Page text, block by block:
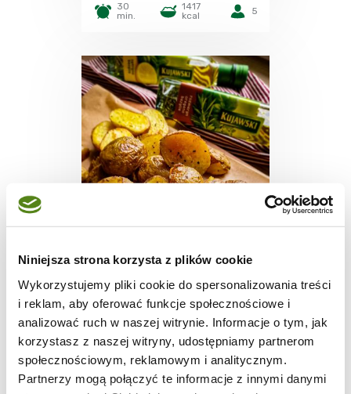
Niniejsza strona korzysta z plików cookie
Wykorzystujemy pliki cookie do spersonalizowania treści
i reklam, aby oferować funkcje społecznościowe i
analizować ruch w naszej witrynie. Informacje o tym, jak
korzystasz z naszej witryny, udostępniamy partnerom
społecznościowym, reklamowym i analitycznym.
Partnerzy mogą połączyć te informacje z innymi danymi
30
min.
1417
kcal
5
DIETA WEGETARIAŃSKA
Ziołowe młode
ziemniaczki z Air
Fryera z dipem z
serka wiejskiego
25
min.
1579
kcal
2